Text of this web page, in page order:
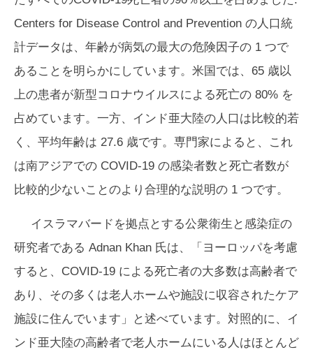
Centers for Disease Control and Prevention の人口統
計データは、年齢が病気の最大の危険因子の 1 つで
あることを明らかにしています。米国では、65 歳以
上の患者が新型コロナウイルスによる死亡の 80% を
占めています。一方、インド亜大陸の人口は比較的若
く、平均年齢は 27.6 歳です。専門家によると、これ
は南アジアでの COVID-19 の感染者数と死亡者数が
比較的少ないことのより合理的な説明の 1 つです。
イスラマバードを拠点とする公衆衛生と感染症の
研究者である Adnan Khan 氏は、「ヨーロッパを考慮
すると、COVID-19 による死亡者の大多数は高齢者で
あり、その多くは老人ホームや施設に収容されたケア
施設に住んでいます」と述べています。対照的に、イ
ンド亜大陸の高齢者で老人ホームにいる人はほとんど